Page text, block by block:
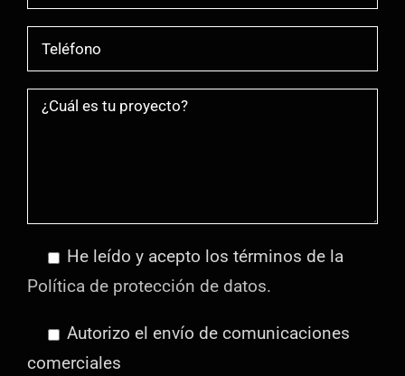
He leído y acepto los términos de la
Política de protección de datos.
Autorizo el envío de comunicaciones
comerciales